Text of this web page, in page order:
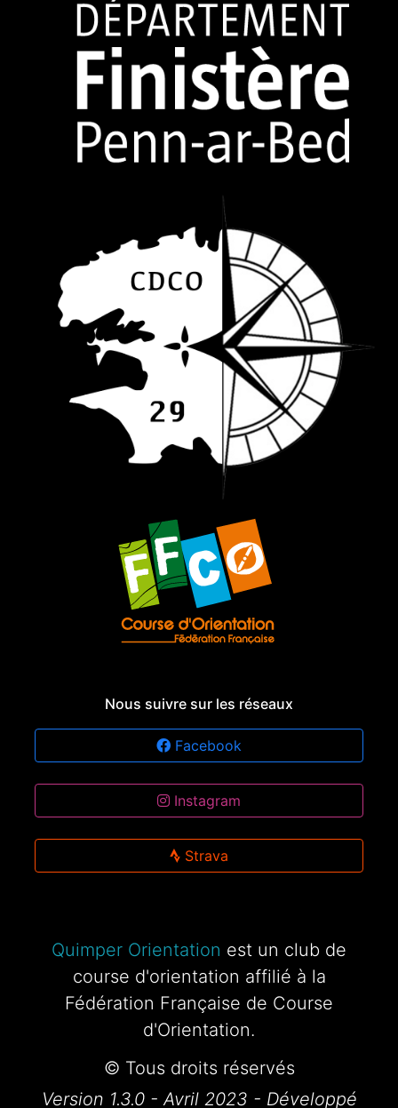
Nous suivre sur les réseaux
Facebook
Instagram
Strava
Quimper Orientation est un club de
course d'orientation affilié à la
Fédération Française de Course
d'Orientation.
© Tous droits réservés
Version 1.3.0 - Avril 2023 - Développé